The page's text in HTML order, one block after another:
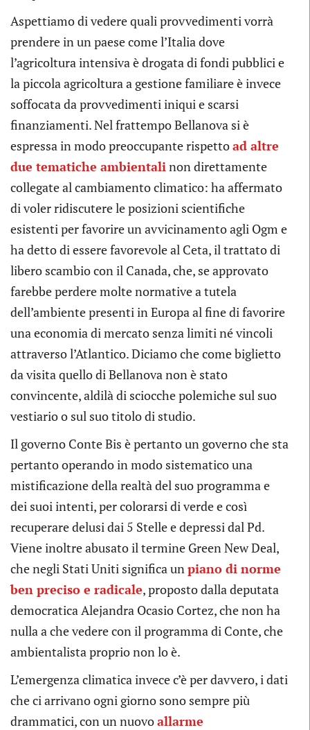
Aspettiamo di vedere quali provvedimenti vorrà
prendere in un paese come l’Italia dove
l’agricoltura intensiva è drogata di fondi pubblici e
la piccola agricoltura a gestione familiare è invece
soffocata da provvedimenti iniqui e scarsi
finanziamenti. Nel frattempo Bellanova si è
espressa in modo preoccupante rispettoad altre
due tematiche ambientali non direttamente
collegate al cambiamento climatico: ha affermato
di voler ridiscutere le posizioni scientifiche
esistenti per favorire un avvicinamento agli Ogm e
ha detto di essere favorevole al Ceta, il trattato di
libero scambio con il Canada, che, se approvato
farebbe perdere molte normative a tutela
dell’ambiente presenti in Europa al fine di favorire
una economia di mercato senza limiti né vincoli
attraverso l’Atlantico. Diciamo che come biglietto
da visita quello di Bellanova non è stato
convincente, aldilà di sciocche polemiche sul suo
vestiario o sul suo titolo di studio.
Il governo Conte Bis è pertanto un governo che sta
pertanto operando in modo sistematico una
mistificazione della realtà del suo programma e
dei suoi intenti, per colorarsi di verde e così
recuperare delusi dai 5 Stelle e depressi dal Pd.
Viene inoltre abusato il termine Green New Deal,
che negli Stati Uniti significa un piano di norme
ben preciso e radicale, proposto dalla deputata
democratica Alejandra Ocasio Cortez, che non ha
nulla a che vedere con il programma di Conte, che
ambientalista proprio non lo è.
L’emergenza climatica invece c’è per davvero, i dati
che ci arrivano ogni giorno sono sempre più
drammatici, con un nuovoallarme